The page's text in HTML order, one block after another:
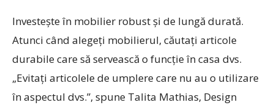
Investește în mobilier robust și de lungă durată.
Atunci când alegeți mobilierul, căutați articole
durabile care să servească o funcție în casa dvs.
„Evitați articolele de umplere care nu au o utilizare
în aspectul dvs.”, spune Talita Mathias, Design